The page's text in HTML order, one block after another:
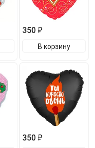
350 ₽
В корзину
350 ₽